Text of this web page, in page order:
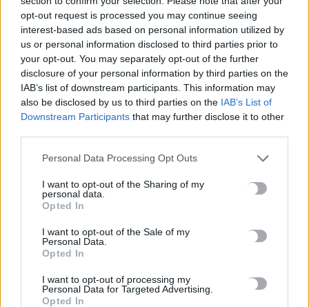
opt-out request is processed you may continue seeing
interest-based ads based on personal information utilized by
us or personal information disclosed to third parties prior to
your opt-out. You may separately opt-out of the further
disclosure of your personal information by third parties on the
IAB’s list of downstream participants. This information may
also be disclosed by us to third parties on the IAB’s List of
Downstream Participants that may further disclose it to other
Personal Data Processing Opt Outs
I want to opt-out of the Sharing of my
personal data.
Opted In
I want to opt-out of the Sale of my
Personal Data.
Opted In
I want to opt-out of processing my
Personal Data for Targeted Advertising.
Opted In
Σοκαριστικές αποκαλύψεις του FBI μετά το Μουντιάλ: «Θα
ανατινάξω τον Μέσι με τέσσερις βόμβες»
7 Αυγούστου, 2026
ΗΠΑ: Δασκάλα χορού κατηγορείται για σεξουαλική
κακοποίηση δύο ανήλικων μαθητών της
Το Ελληνικό Μεσογειακό Πανεπιστήμιο εκδίδει ηλεκτρονικά
τα Πρακτικά του Διεπιστημονικού Συνεδρίου «Ρένα
Κυριακού»
ΔΕΕΠ (ΝΟΔΕ) Ηρακλείου: Με έργα η κυβέρνηση Μητσοτάκη
7 Αυγούστου, 2026